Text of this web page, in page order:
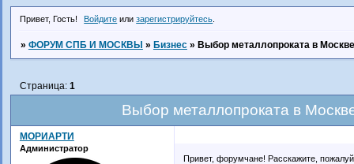
Привет, Гость! Войдите илизарегистрируйтесь
» ФОРУМ СПБ И МОСКВЫ » Бизнес » Выбор металлопроката в
Выбор металлопроката в
Страница: 1
МОРИАРТИ
Администратор
Привет, форумчане! Расскажите,